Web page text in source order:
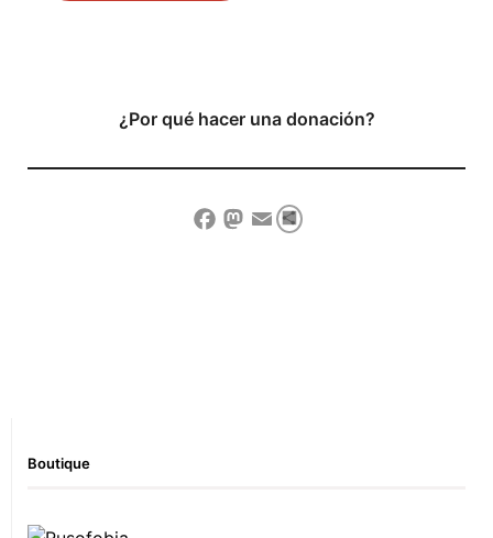
¿Por qué hacer una donación?
Facebook
Mastodon
Email
Compartir
Boutique